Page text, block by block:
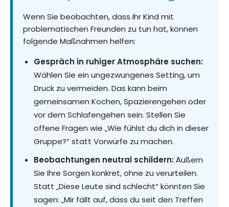
Wenn Sie beobachten, dass Ihr Kind mit
problematischen Freunden zu tun hat, können
folgende Maßnahmen helfen:
Gespräch in ruhiger Atmosphäre suchen:
Wählen Sie ein ungezwungenes Setting, um
Druck zu vermeiden. Das kann beim
gemeinsamen Kochen, Spazierengehen oder
vor dem Schlafengehen sein. Stellen Sie
offene Fragen wie „Wie fühlst du dich in dieser
Gruppe?“ statt Vorwürfe zu machen.
Beobachtungen neutral schildern:Äußern
Sie Ihre Sorgen konkret, ohne zu verurteilen.
Statt „Diese Leute sind schlecht“ könnten Sie
sagen: „Mir fällt auf, dass du seit den Treffen